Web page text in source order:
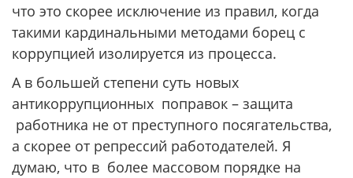
что это скорее исключение из правил, когда
такими кардинальными методами борец с
коррупцией изолируется из процесса.
А в большей степени суть новых
антикоррупционных поправок – защита
работника не от преступного посягательства,
а скорее от репрессий работодателей. Я
думаю, что в более массовом порядке на